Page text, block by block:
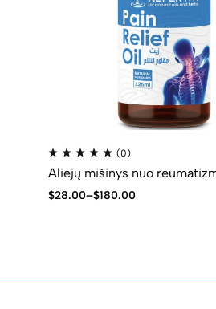
(0)
Aliejų mišinys nuo
$28.00–$180.00